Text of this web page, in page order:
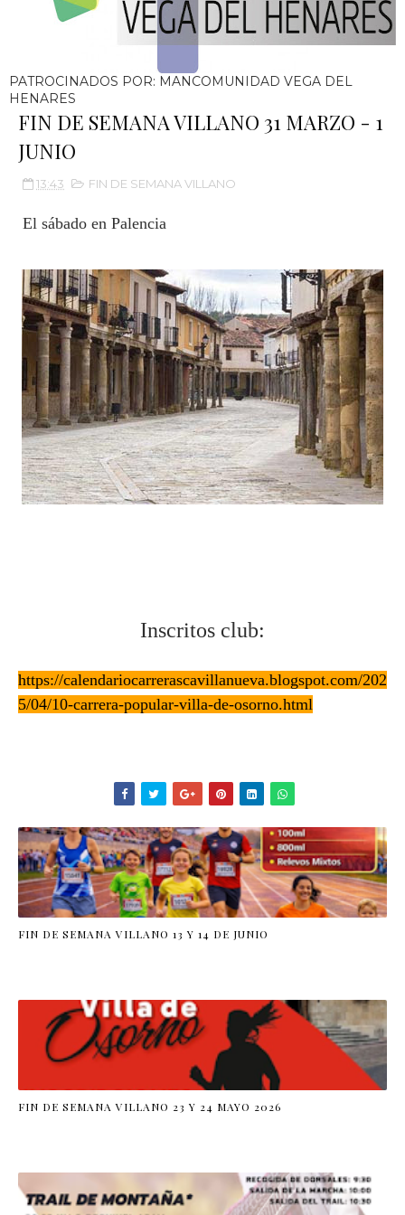
PATROCINADOS POR: MANCOMUNIDAD VEGA DEL
HENARES
FIN DE SEMANA VILLANO 31 MARZO - 1
JUNIO
13:43 FIN DE SEMANA VILLANO
El sábado en Palencia
Inscritos club:
https://calendariocarrerascavillanueva.blogspot.com/202
5/04/10-carrera-popular-villa-de-osorno.html
FIN DE SEMANA VILLANO 13 Y 14 DE JUNIO
FIN DE SEMANA VILLANO 23 Y 24 MAYO 2026